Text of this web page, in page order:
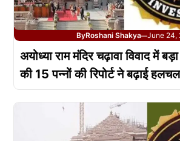
ByRoshani Shakya—June 24,
अयोध्या राम मंदिर चढ़ावा विवाद में
की 15 पन्नों की रिपोर्ट ने बढ़ाई हलचल